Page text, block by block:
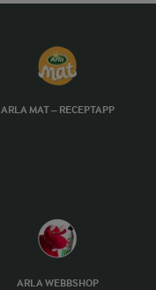
ARLA MAT – RECEPTAPP
ARLA WEBBSHOP